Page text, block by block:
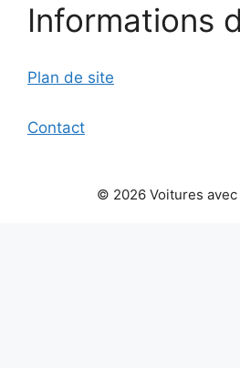
Informations
Plan de site
Contact
© 2026 Voitures